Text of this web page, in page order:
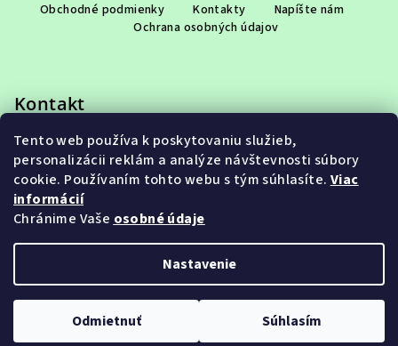
Tento web používa k poskytovaniu služieb,
personalizácii reklám a analýze návštevnosti súbory
cookie. Používaním tohto webu s tým súhlasíte. Viac
informácií
Chránime Vaše osobné údaje
Nastavenie
Odmietnuť Súhlasím
i
Obchodné podmienky Kontakty
Napíšte nám
Ochrana osobných údajov
Kontakt
eshop@adet.sk
+421 948 953 910
Upraviť nastavenie cookies
Vytvoril Shoptet